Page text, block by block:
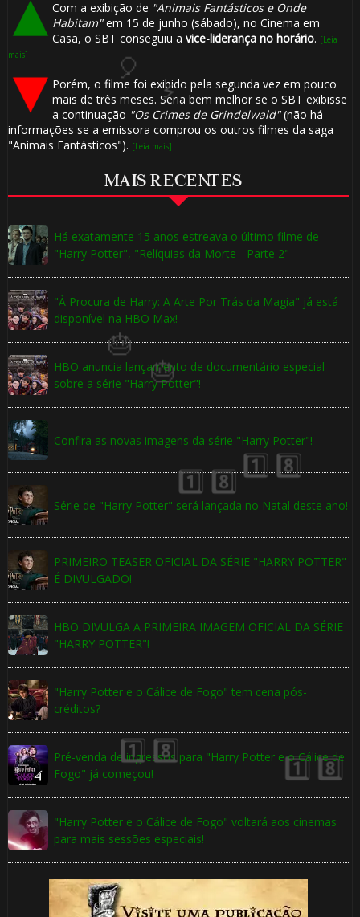
Com a exibição de "Animais Fantásticos e Onde
Habitam"em 15 de junho (sábado), no Cinema em
Casa, o SBT conseguiu a vice-liderança no horário. [Leia
mais]
Porém, o filme foi exibido pela segunda vez em pouco
mais de três meses. Seria bem melhor se o SBT exibisse
a continuação "Os Crimes de Grindelwald"(não há
informações se a emissora comprou os outros filmes da saga
"Animais Fantásticos"). [Leia mais]
MAIS RECENTES
Há exatamente 15 anos estreava o último filme de
"Harry Potter", "Relíquias da Morte - Parte 2"
"À Procura de Harry: A Arte Por Trás da Magia" já está
disponível na HBO Max!
HBO anuncia lançamento de documentário especial
sobre a série "Harry Potter"!
Confira as novas imagens da série "Harry Potter"!
Série de "Harry Potter" será lançada no Natal deste ano!
PRIMEIRO TEASER OFICIAL DA SÉRIE "HARRY POTTER"
É DIVULGADO!
HBO DIVULGA A PRIMEIRA IMAGEM OFICIAL DA SÉRIE
"HARRY POTTER"!
"Harry Potter e o Cálice de Fogo" tem cena pós-
créditos?
Pré-venda de ingressos para "Harry Potter e o Cálice de
Fogo" já começou!
"Harry Potter e o Cálice de Fogo" voltará aos cinemas
para mais sessões especiais!
⚡
1️⃣ 8️⃣
🎈
🎈